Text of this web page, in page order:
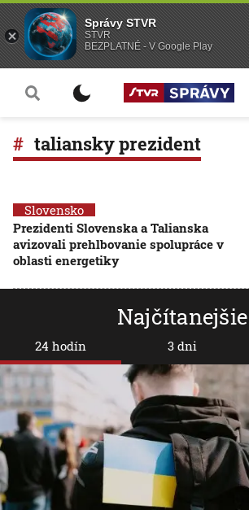
taliansky prezident
Slovensko
Prezidenti Slovenska a Talianska
avizovali prehlbovanie spolupráce v
oblasti energetiky
Najčítanejšie
24 hodín 3 dni
Správy STVR
STVR
BEZPLATNÉ - V Google Play